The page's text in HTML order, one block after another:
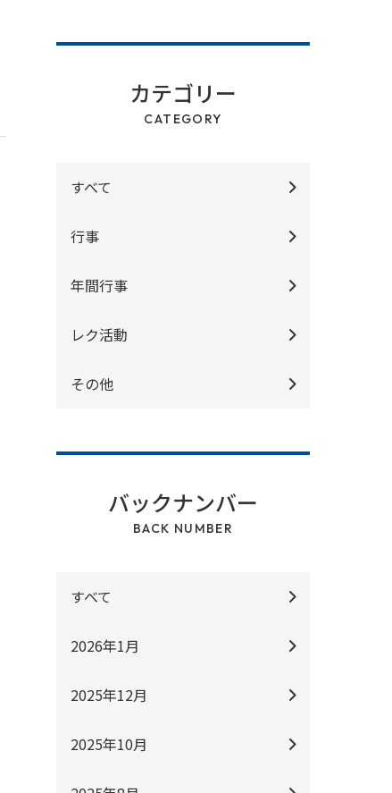
カテゴリー
CATEGORY
すべて
行事
年間行事
レク活動
その他
バックナンバー
BACK NUMBER
すべて
2026年1月
2025年12月
2025年10月